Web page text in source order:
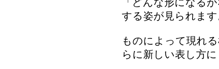
「どんな形になる
する姿が見られま
ものによって現れ
らに新しい表し方